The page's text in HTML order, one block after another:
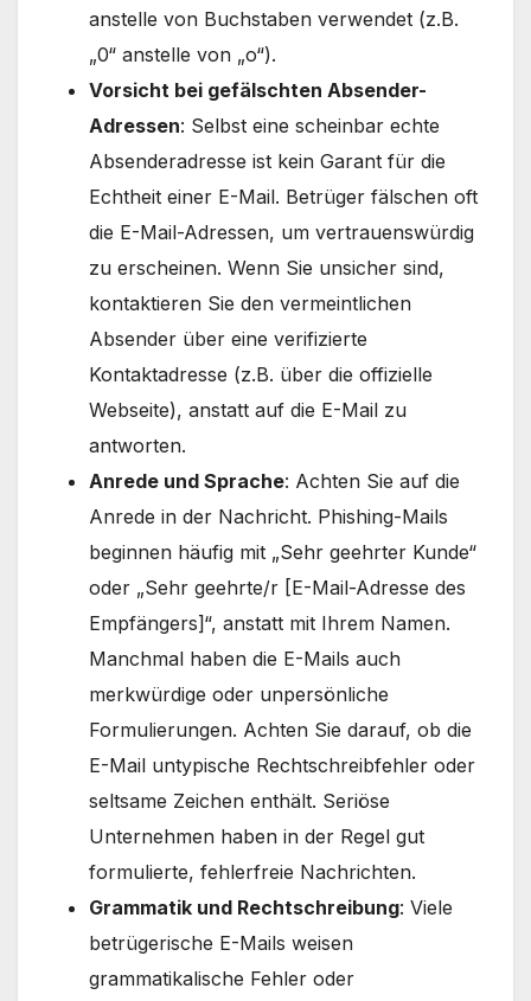
anstelle von Buchstaben verwendet (z.B.
„0“ anstelle von „o“).
Vorsicht bei gefälschten Absender-
Adressen: Selbst eine scheinbar echte
Absenderadresse ist kein Garant für die
Echtheit einer E-Mail. Betrüger fälschen oft
die E-Mail-Adressen, um vertrauenswürdig
zu erscheinen. Wenn Sie unsicher sind,
kontaktieren Sie den vermeintlichen
Absender über eine verifizierte
Kontaktadresse (z.B. über die offizielle
Webseite), anstatt auf die E-Mail zu
antworten.
Anrede und Sprache: Achten Sie auf die
Anrede in der Nachricht. Phishing-Mails
beginnen häufig mit „Sehr geehrter Kunde“
oder „Sehr geehrte/r [E-Mail-Adresse des
Empfängers]“, anstatt mit Ihrem Namen.
Manchmal haben die E-Mails auch
merkwürdige oder unpersönliche
Formulierungen. Achten Sie darauf, ob die
E-Mail untypische Rechtschreibfehler oder
seltsame Zeichen enthält. Seriöse
Unternehmen haben in der Regel gut
formulierte, fehlerfreie Nachrichten.
Grammatik und Rechtschreibung: Viele
betrügerische E-Mails weisen
grammatikalische Fehler oder